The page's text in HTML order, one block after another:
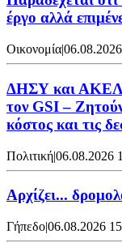
έργο αλλά
Οικονομία|
ΔΗΣΥ και ΑΚΕΛ
τον GSI –
κόστος και τις
Πολιτική|06.08.2026
Αρχίζει...
Γήπεδο|06.08.2026